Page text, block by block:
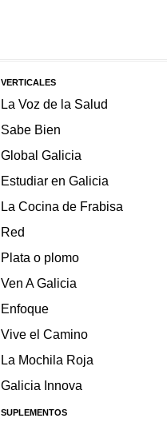
VERTICALES
La Voz de la Salud
Sabe Bien
Global Galicia
Estudiar en Galicia
La Cocina de Frabisa
Red
Plata o plomo
Ven A Galicia
Enfoque
Vive el Camino
La Mochila Roja
Galicia Innova
SUPLEMENTOS